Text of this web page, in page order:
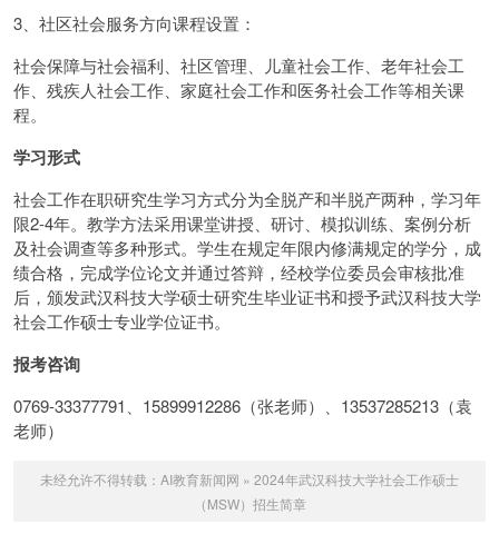
3、社区社会服务方向课程设置：
社会保障与社会福利、社区管理、儿童社会工作、老年社会工
作、残疾人社会工作、家庭社会工作和医务社会工作等相关课
程。
学习形式
社会工作在职研究生学习方式分为全脱产和半脱产两种，学习年
限2-4年。教学方法采用课堂讲授、研讨、模拟训练、案例分析
及社会调查等多种形式。学生在规定年限内修满规定的学分，成
绩合格，完成学位论文并通过答辩，经校学位委员会审核批准
后，颁发武汉科技大学硕士研究生毕业证书和授予武汉科技大学
社会工作硕士专业学位证书。
报考咨询
0769-33377791、15899912286（张老师）、13537285213（袁
老师）
未经允许不得转载： AI教育新闻网 » 2024年武汉科技大学社会工作硕士
（MSW）招生简章